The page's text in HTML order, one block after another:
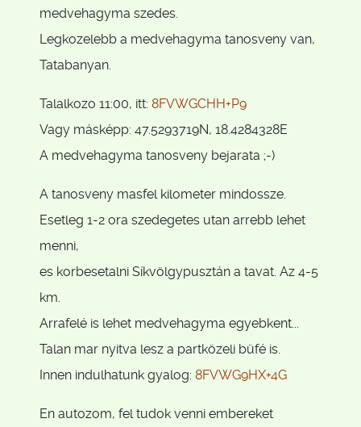
medvehagyma szedes.
Legkozelebb a medvehagyma tanosveny van,
Tatabanyan.
Talalkozo 11:00, itt: 8FVWGCHH+P9
Vagy másképp: 47.5293719N, 18.4284328E
A medvehagyma tanosveny bejarata ;-)
A tanosveny masfel kilometer mindossze.
Esetleg 1-2 ora szedegetes utan arrebb lehet
menni,
es korbesetalni Síkvölgypusztán a tavat. Az 4-5
km.
Arrafelé is lehet medvehagyma egyebkent...
Talan mar nyitva lesz a partközeli büfé is.
Innen indulhatunk gyalog: 8FVWG9HX+4G
En autozom, fel tudok venni embereket